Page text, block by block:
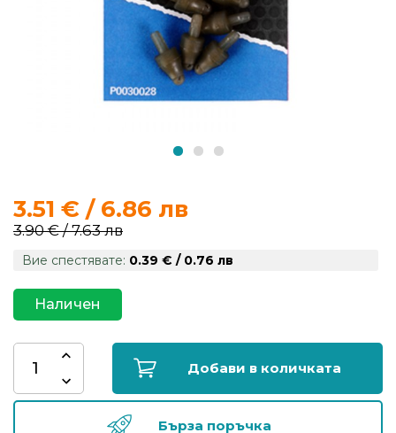
риболов
Влакна
риболов
Куки
за
риболов
3.51 € / 6.86 лв
3.90 € / 7.63 лв
Вие спестявате: 0.39 € / 0.76 лв
Наличен
Добави в количката
Бърза поръчка